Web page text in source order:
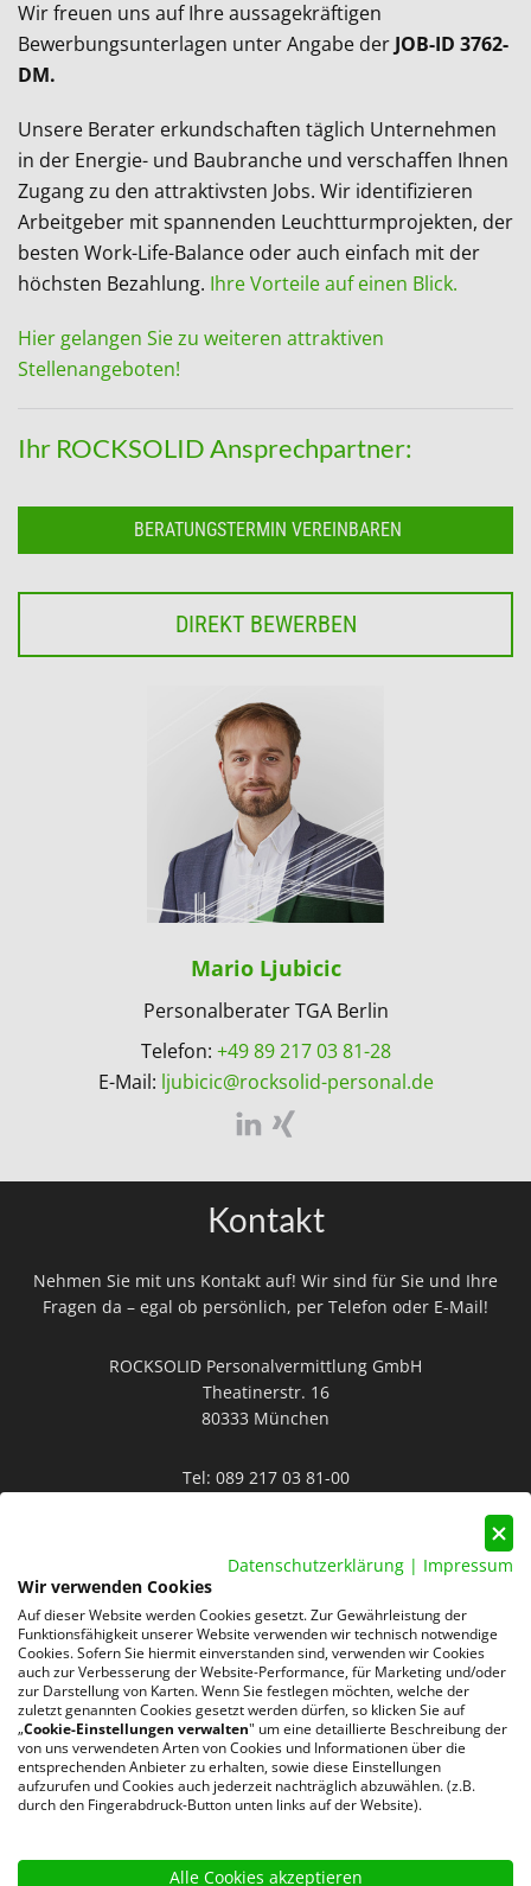
Wir freuen uns auf Ihre aussagekräftigen
Bewerbungsunterlagen unter Angabe der JOB-ID 3762-
DM.
Unsere Berater erkundschaften täglich Unternehmen
in der Energie- und Baubranche und verschaffen Ihnen
Zugang zu den attraktivsten Jobs. Wir identifizieren
Arbeitgeber mit spannenden Leuchtturmprojekten, der
besten Work-Life-Balance oder auch einfach mit der
höchsten Bezahlung. Ihre Vorteile auf einen Blick.
Hier gelangen Sie zu weiteren attraktiven
Stellenangeboten!
Ihr ROCKSOLID Ansprechpartner:
BERATUNGSTERMIN VEREINBAREN
DIREKT BEWERBEN
Mario Ljubicic
Personalberater TGA Berlin
Telefon: +49 89 217 03 81-28
E-Mail: ljubicic@rocksolid-personal.de
Kontakt
Nehmen Sie mit uns Kontakt auf! Wir sind für Sie und Ihre
Fragen da – egal ob persönlich, per Telefon oder E-Mail!
ROCKSOLID Personalvermittlung GmbH
Theatinerstr. 16
80333 München
Tel: 089 217 03 81-00
Datenschutz AGB Impressum
220 Google-Rezensionen
★★★★ ★
4,8 von 5 Sternen
Datenschutzerklärung | Impressum
Wir verwenden Cookies
Auf dieser Website werden Cookies gesetzt. Zur Gewährleistung der
Funktionsfähigkeit unserer Website verwenden wir technisch notwendige
Cookies. Sofern Sie hiermit einverstanden sind, verwenden wir Cookies
auch zur Verbesserung der Website-Performance, für Marketing und/oder
zur Darstellung von Karten. Wenn Sie festlegen möchten, welche der
zuletzt genannten Cookies gesetzt werden dürfen, so klicken Sie auf
„Cookie-Einstellungen verwalten" um eine detaillierte Beschreibung der
von uns verwendeten Arten von Cookies und Informationen über die
entsprechenden Anbieter zu erhalten, sowie diese Einstellungen
aufzurufen und Cookies auch jederzeit nachträglich abzuwählen. (z.B.
durch den Fingerabdruck-Button unten links auf der Website).
Alle Cookies akzeptieren